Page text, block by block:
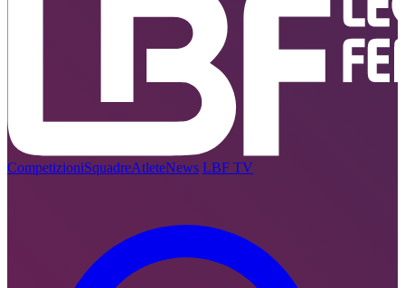
CompetizioniSquadreAtleteNews LBF TV